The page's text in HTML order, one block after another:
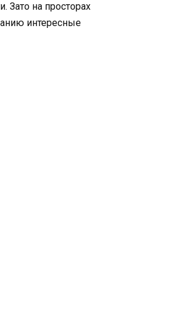
Зато на просторах
интересные